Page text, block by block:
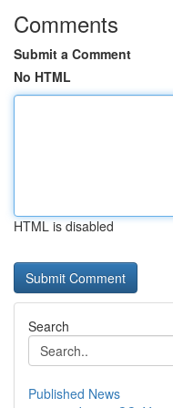
Comments
Submit a Comment
No HTML
HTML is disabled
Search
Published News